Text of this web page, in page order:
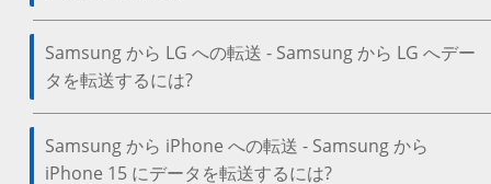
Samsung から LG への転送 - Samsung から LG へデー
タを転送するには?
Samsung から iPhone への転送 - Samsung から
iPhone 15 にデータを転送するには?